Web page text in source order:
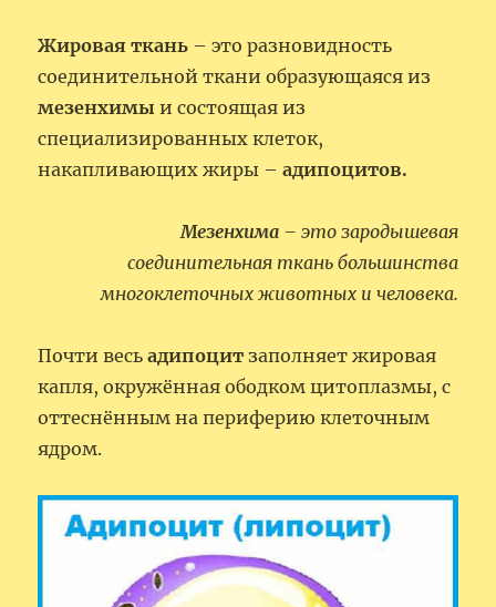
Жировая ткань – это разновидность
соединительной ткани образующаяся из
мезенхимы и состоящая из
специализированных клеток,
накапливающих жиры –адипоцитов.
Мезенхима– это зародышевая
соединительная ткань большинства
многоклеточных животных и человека.
Почти весьадипоцит заполняет жировая
капля, окружённая ободком цитоплазмы, с
оттеснённым на периферию клеточным
ядром.